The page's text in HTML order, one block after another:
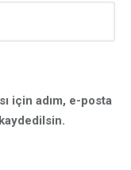
için adım, e-posta